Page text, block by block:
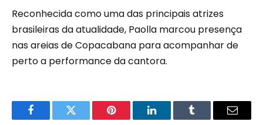
Reconhecida como uma das principais atrizes
brasileiras da atualidade, Paolla marcou presença
nas areias de Copacabana para acompanhar de
perto a performance da cantora.
FacebookTwitter Pinterest LinkedInTumblr Email